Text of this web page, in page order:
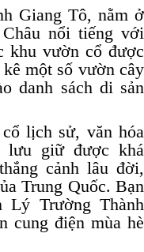
Giang Tô, nằm ở
nổi tiếng với
khu vườn cổ được
một số vườn cây
danh sách di sản
lịch sử, văn hóa
lưu giữ được khá
cảnh lâu đời,
Trung Quốc. Bạn
Lý Trường Thành
cung điện mùa hè